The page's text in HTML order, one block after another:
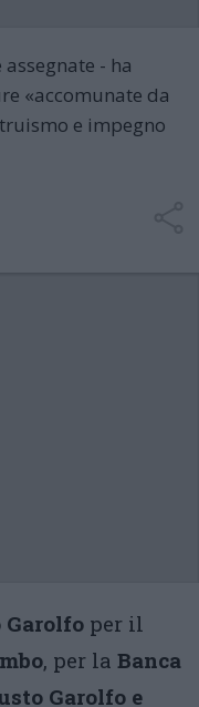
- ha
«accomunate da
e impegno
Garolfo per il
, per la Banca
Garolfo e